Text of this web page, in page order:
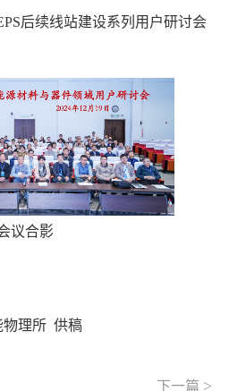
后续线站建设系列用户研讨会
议合影
物理所 供稿
下一篇 >